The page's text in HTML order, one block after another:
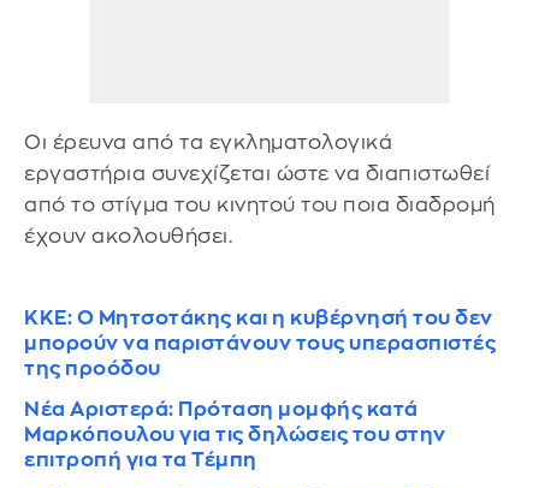
Οι έρευνα από τα εγκληματολογικά
εργαστήρια συνεχίζεται ώστε να διαπιστωθεί
από το στίγμα του κινητού του ποια διαδρομή
έχουν ακολουθήσει.
ΚΚΕ: Ο Μητσοτάκης και η κυβέρνησή του δεν
μπορούν να παριστάνουν τους υπερασπιστές
της προόδου
Νέα Αριστερά: Πρόταση μομφής κατά
Μαρκόπουλου για τις δηλώσεις του στην
επιτροπή για τα Τέμπη